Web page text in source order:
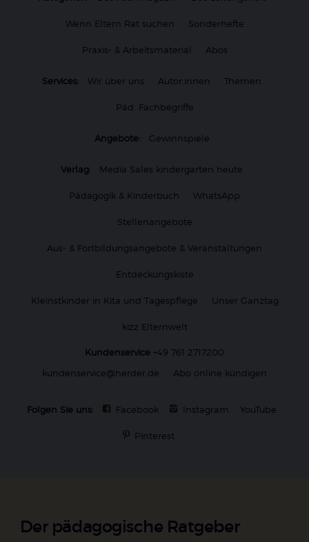
Wenn Eltern Rat suchen Sonderhefte
Praxis- & Arbeitsmaterial Abos
Services: Wir über uns Autor:innen Themen
Päd. Fachbegriffe
Angebote: Gewinnspiele
Verlag: Media Sales kindergarten heute
Pädagogik & Kinderbuch WhatsApp
Stellenangebote
Aus- & Fortbildungsangebote & Veranstaltungen
Entdeckungskiste
Kleinstkinder in Kita und Tagespflege Unser Ganztag
kizz Elternwelt
Kundenservice +49 761 2717200
kundenservice@herder.de
Abo online kündigen
Folgen Sie uns: Facebook Instagram YouTube
Pinterest
Der pädagogische Ratgeber